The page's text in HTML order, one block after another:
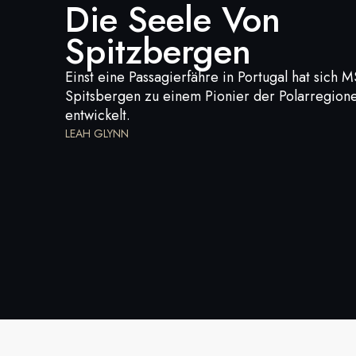
Die Seele Von
Spitzbergen
Einst eine Passagierfähre in Portugal hat sich
Spitsbergen zu einem Pionier der
entwickelt.
LEAH GLYNN